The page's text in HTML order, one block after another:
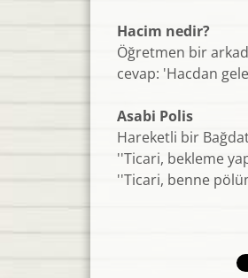
Hacim nedir?
Öğretmen bir
cevap: 'Hacdan
Asabi Polis
Hareketli bir
''Ticari, bekleme
''Ticari, benne